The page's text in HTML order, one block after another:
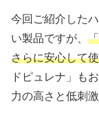
今回ご紹介した
い製品ですが、
さらに安心して
ドピュレナ」も
力の高さと低刺